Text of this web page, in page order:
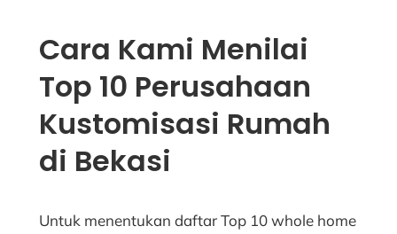
Cara Kami Menilai
Top 10 Perusahaan
Kustomisasi Rumah
di Bekasi
Untuk menentukan daftar Top 10 whole home